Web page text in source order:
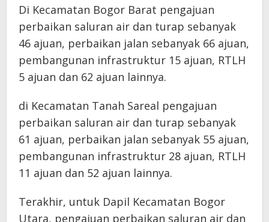
Di Kecamatan Bogor Barat pengajuan
perbaikan saluran air dan turap sebanyak
46 ajuan, perbaikan jalan sebanyak 66 ajuan,
pembangunan infrastruktur 15 ajuan, RTLH
5 ajuan dan 62 ajuan lainnya.
di Kecamatan Tanah Sareal pengajuan
perbaikan saluran air dan turap sebanyak
61 ajuan, perbaikan jalan sebanyak 55 ajuan,
pembangunan infrastruktur 28 ajuan, RTLH
11 ajuan dan 52 ajuan lainnya.
Terakhir, untuk Dapil Kecamatan Bogor
Utara, pengajuan perbaikan saluran air dan